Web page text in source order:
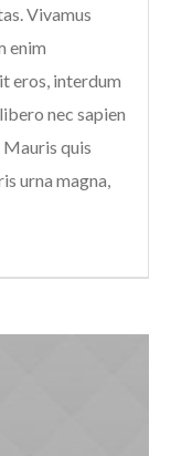
Vivamus
enim
eros, interdum
nec sapien
Mauris quis
urna magna,